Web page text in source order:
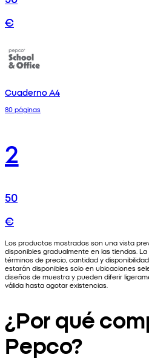
€
Cuaderno A4
80 páginas
2
50
€
Los productos mostrados son una vista
disponibles gradualmente en las tiendas.
términos de precio, cantidad y
estarán disponibles solo en ubicaciones
diseños de muestra y pueden diferir
válida hasta agotar existencias.
¿Por qué
Pepco?